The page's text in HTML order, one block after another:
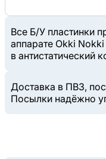
Все Б/У пластинки
аппарате Okki
в антистатический
Доставка в ПВЗ,
Посылки надёжно